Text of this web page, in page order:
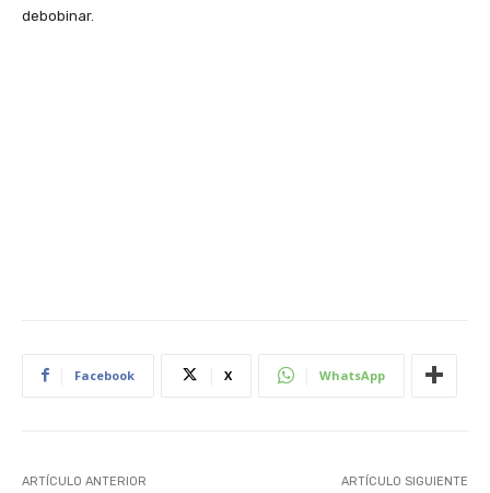
debobinar.
Facebook X WhatsApp
ARTÍCULO ANTERIOR ARTÍCULO SIGUIENTE